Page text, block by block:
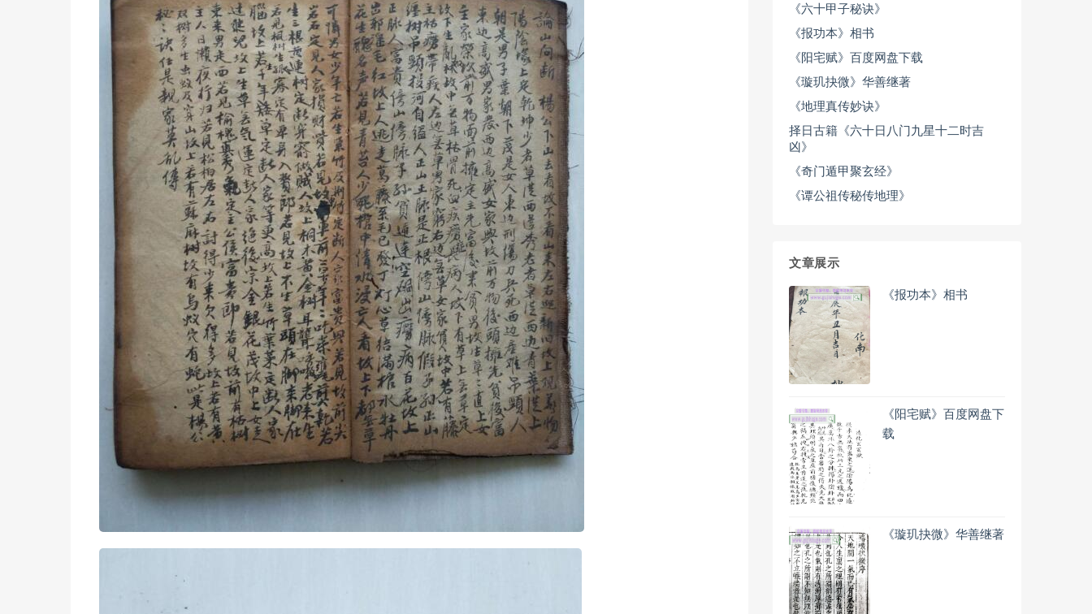
《六十甲子秘诀》
《报功本》相书
《阳宅赋》百度网盘下载
《璇玑抉微》华善继著
《地理真传妙诀》
择日古籍《六十日八门九星十二时吉
凶》
《奇门遁甲聚玄经》
《谭公祖传秘传地理》
文章展示
《报功本》相书
《阳宅赋》百度网盘下
载
《璇玑抉微》华善继著